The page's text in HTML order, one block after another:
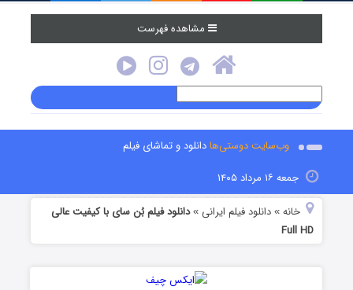
مشاهده فهرست
وب‌سایت دوستی‌هادانلود و تماشای فیلم
جمعه ۱۶ مرداد ۱۴۰۵
خانه »دانلود فیلم‌ ایرانی »دانلود فیلم بُن سای با کیفیت عالی
Full HD